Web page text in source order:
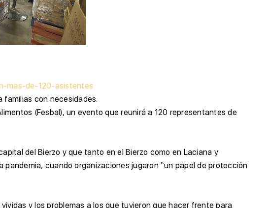
mas-de-120-asistentes
con necesidades.
(Fesbal), un evento que reunirá a 120 representantes de
del Bierzo y que tanto en el Bierzo como en Laciana y
cuando organizaciones jugaron “un papel de protección
y los problemas a los que tuvieron que hacer frente para